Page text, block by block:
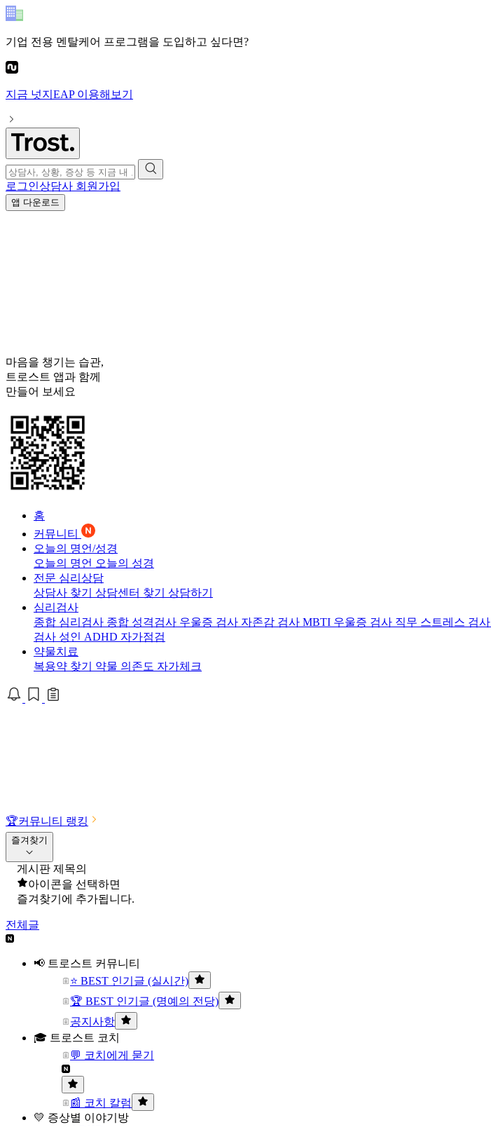
기업 전용 멘탈케어 프로그램을 도입하고 싶다면?
지금 넛지EAP이용해보기
로그인상담사 회원가입
앱 다운로드
마음을 챙기는 습관,
트로스트 앱과 함께
만들어 보세요
홈
커뮤니티
오늘의 명언/성경
오늘의 명언 오늘의 성경
전문 심리상담
상담사 찾기 상담센터 찾기 상담하기
심리검사
종합 심리검사 종합 성격검사 우울증 검사 자존감 검사 MBTI 우울증 검사 직무 스트레스 검사
검사 성인 ADHD 자가점검
약물치료
복용약 찾기 약물 의존도 자가체크
🏆커뮤니티 랭킹
즐겨찾기
게시판 제목의
아이콘을 선택하면
즐겨찾기에 추가됩니다.
전체글
📢 트로스트 커뮤니티
⭐ BEST 인기글 (실시간)
🏆 BEST 인기글 (명예의 전당)
공지사항
🎓 트로스트 코치
💬 코치에게 묻기
📰 코치 칼럼
💛 증상별 이야기방